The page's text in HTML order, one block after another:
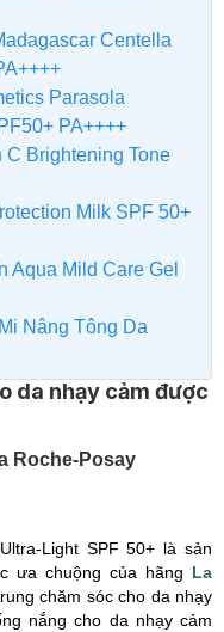
Centella
Parasola
PA++++
Brightening Tone
Milk SPF 50+
Aqua Mild Care Gel
Nâng Tông Da
da nhạy cảm được
Roche-Posay
Light SPF 50+ là sản
ưa chuộng của hãng La
chăm sóc cho da nhạy
nắng cho da nhạy cảm